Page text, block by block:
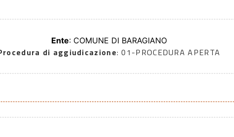
Ente: COMUNE DI BARAGIANO
di aggiudicazione: 01-PROCEDURA APERTA